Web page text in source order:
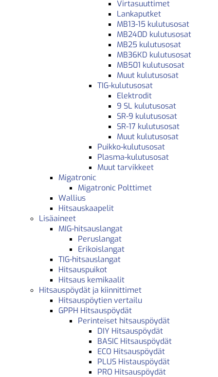
Virtasuuttimet
Lankaputket
MB13-15 kulutusosat
MB240D kulutusosat
MB25 kulutusosat
MB36KD kulutusosat
MB501 kulutusosat
Muut kulutusosat
TIG-kulutusosat
Elektrodit
9 SL kulutusosat
SR-9 kulutusosat
SR-17 kulutusosat
Muut kulutusosat
Puikko-kulutusosat
Plasma-kulutusosat
Muut tarvikkeet
Migatronic
Migatronic Polttimet
Wallius
Hitsauskaapelit
Lisäaineet
MIG-hitsauslangat
Peruslangat
Erikoislangat
TIG-hitsauslangat
Hitsauspuikot
Hitsaus kemikaalit
Hitsauspöydät ja kiinnittimet
Hitsauspöytien vertailu
GPPH Hitsauspöydät
Perinteiset hitsauspöydät
DIY Hitsauspöydät
BASIC Hitsauspöydät
ECO Hitsauspöydät
PLUS Histauspöydät
PRO Hitsauspöydät